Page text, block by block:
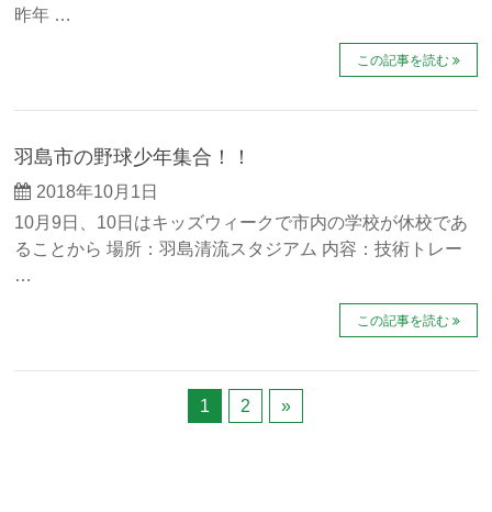
昨年 …
この記事を読む
羽島市の野球少年集合！！
2018年10月1日
10月9日、10日はキッズウィークで市内の学校が休校であ
ることから 場所：羽島清流スタジアム 内容：技術トレー
…
この記事を読む
1 2 »